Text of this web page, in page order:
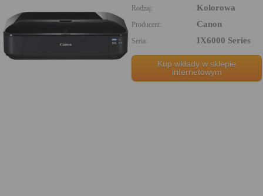
Rodzaj: Kolorowa
Producent: Canon
Seria: IX6000 Series
Kup wkłady w sklepie
internetowym